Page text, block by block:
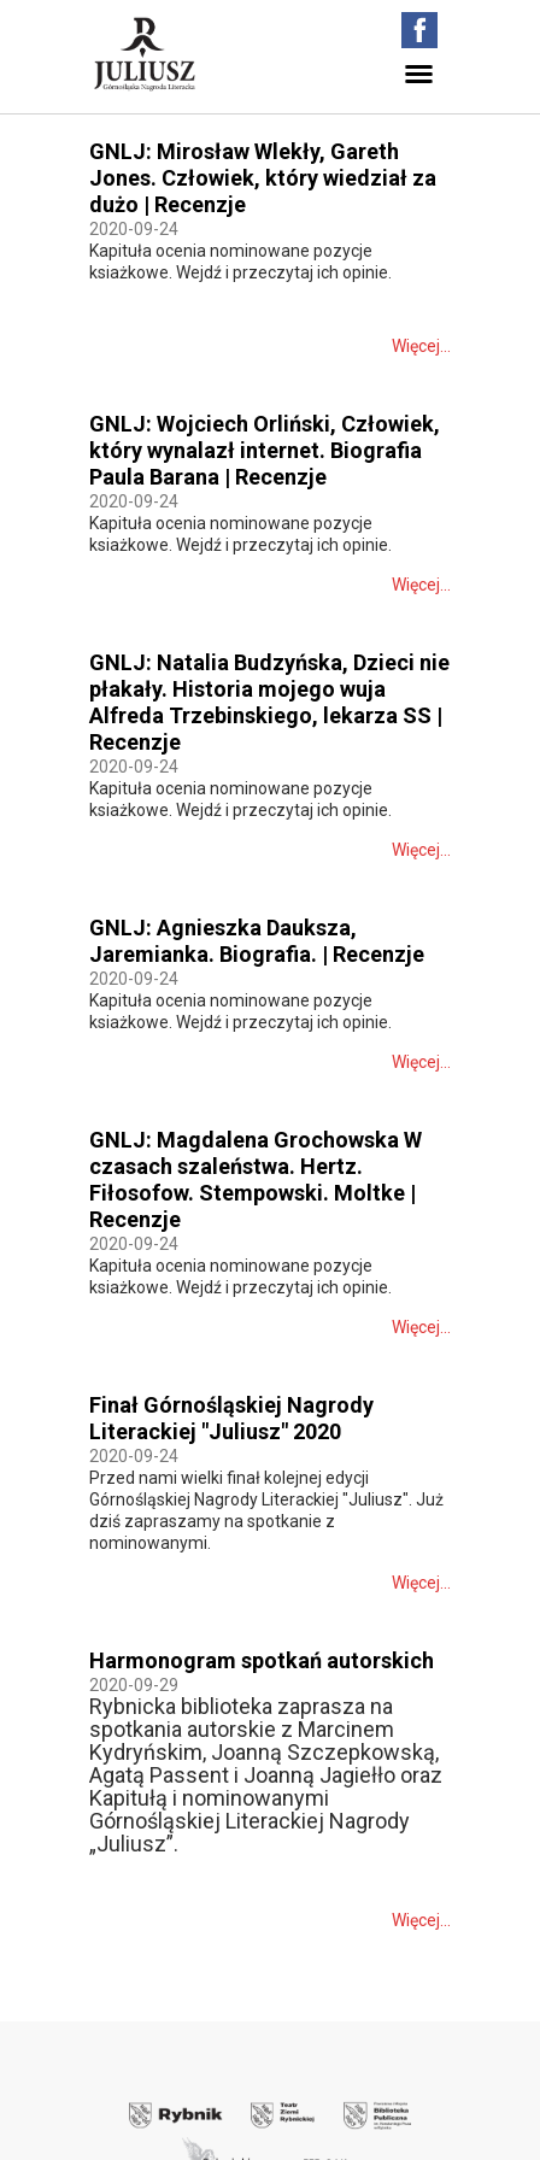
GNLJ: Mirosław Wlekły, Gareth
Jones. Człowiek, który wiedział za
dużo | Recenzje
2020-09-24
Kapituła ocenia nominowane pozycje
ksiażkowe. Wejdź i przeczytaj ich opinie.
Więcej...
GNLJ: Wojciech Orliński, Człowiek,
który wynalazł internet. Biografia
Paula Barana | Recenzje
2020-09-24
Kapituła ocenia nominowane pozycje
ksiażkowe. Wejdź i przeczytaj ich opinie.
Więcej...
GNLJ: Natalia Budzyńska, Dzieci nie
płakały. Historia mojego wuja
Alfreda Trzebinskiego, lekarza SS |
Recenzje
2020-09-24
Kapituła ocenia nominowane pozycje
ksiażkowe. Wejdź i przeczytaj ich opinie.
Więcej...
GNLJ: Agnieszka Dauksza,
Jaremianka. Biografia. | Recenzje
2020-09-24
Kapituła ocenia nominowane pozycje
ksiażkowe. Wejdź i przeczytaj ich opinie.
Więcej...
GNLJ: Magdalena Grochowska W
czasach szaleństwa. Hertz.
Fiłosofow. Stempowski. Moltke |
Recenzje
2020-09-24
Kapituła ocenia nominowane pozycje
ksiażkowe. Wejdź i przeczytaj ich opinie.
Więcej...
Finał Górnośląskiej Nagrody
Literackiej "Juliusz" 2020
2020-09-24
Przed nami wielki finał kolejnej edycji
Górnośląskiej Nagrody Literackiej "Juliusz". Już
dziś zapraszamy na spotkanie z
nominowanymi.
Więcej...
Harmonogram spotkań autorskich
2020-09-29
Rybnicka biblioteka zaprasza na
spotkania autorskie z Marcinem
Kydryńskim, Joanną Szczepkowską,
Agatą Passent i Joanną Jagiełło oraz
Kapitułą i nominowanymi
Górnośląskiej Literackiej Nagrody
„Juliusz”.
Więcej...